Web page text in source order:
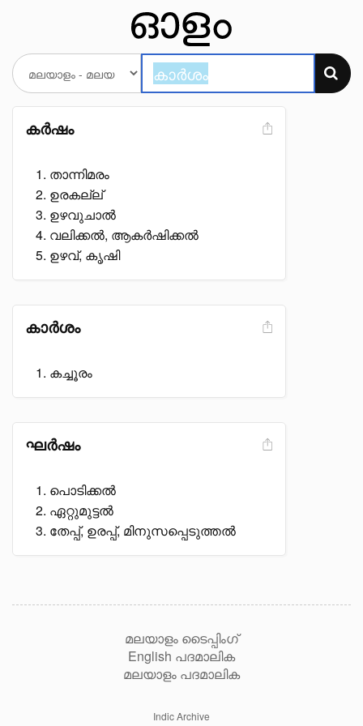
കർഷം
താന്നിമരം
ഉരകല്ല്
ഉഴവുചാൽ
വലിക്കൽ, ആകർഷിക്കൽ
ഉഴവ്, കൃഷി
കാർശം
കച്ചൂരം
ഘർഷം
പൊടിക്കൽ
ഏറ്റുമുട്ടൽ
തേപ്പ്, ഉരപ്പ്, മിനുസപ്പെടുത്തൽ
മലയാളം ടൈപ്പിംഗ്
English പദമാലിക
മലയാളം പദമാലിക
Indic Archive